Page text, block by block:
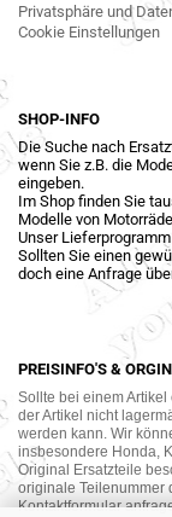
Privatsphäre und
Cookie Einstellungen
SHOP-INFO
Die Suche nach
wenn Sie z.B. die
eingeben.
Im Shop finden Sie
Modelle von
Unser
Sollten Sie einen
doch eine Anfrage
PREISINFO'S &
Sollte bei einem
der Artikel nicht
werden kann. Wir
insbesondere Honda,
Original Ersatzteile
originale Teilenummer
Kontaktformular